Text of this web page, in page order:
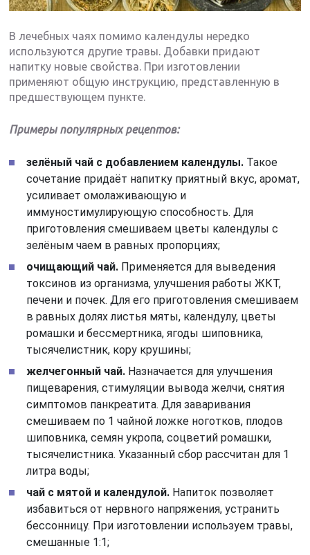
В лечебных чаях помимо календулы нередко
используются другие травы. Добавки придают
напитку новые свойства. При изготовлении
применяют общую инструкцию, представленную в
предшествующем пункте.
Примеры популярных рецептов:
зелёный чай с добавлением календулы. Такое
сочетание придаёт напитку приятный вкус, аромат,
усиливает омолаживающую и
иммуностимулирующую способность. Для
приготовления смешиваем цветы календулы с
зелёным чаем в равных пропорциях;
очищающий чай. Применяется для выведения
токсинов из организма, улучшения работы ЖКТ,
печени и почек. Для его приготовления смешиваем
в равных долях листья мяты, календулу, цветы
ромашки и бессмертника, ягоды шиповника,
тысячелистник, кору крушины;
желчегонный чай. Назначается для улучшения
пищеварения, стимуляции вывода желчи, снятия
симптомов панкреатита. Для заваривания
смешиваем по 1 чайной ложке ноготков, плодов
шиповника, семян укропа, соцветий ромашки,
тысячелистника. Указанный сбор рассчитан для 1
литра воды;
чай с мятой и календулой. Напиток позволяет
избавиться от нервного напряжения, устранить
бессонницу. При изготовлении используем травы,
смешанные 1:1;